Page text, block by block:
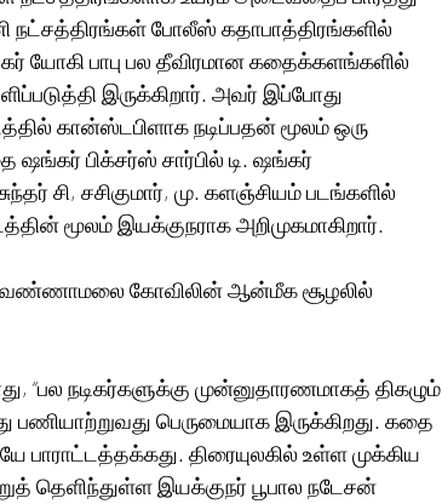
நட்சத்திரங்கள் போலீஸ் கதாபாத்திரங்களில்
யோகி பாபு பல தீவிரமான கதைக்களங்களில்
இருக்கிறார். அவர் இப்போது
கான்ஸ்டபிளாக நடிப்பதன் மூலம் ஒரு
பிக்சர்ஸ் சார்பில் டி. ஷங்கர்
சி, சசிகுமார், மு. களஞ்சியம் படங்களில்
மூலம் இயக்குநராக அறிமுகமாகிறார்.
திருவண்ணாமலை கோவிலின் ஆன்மீக சூழலில்
“பல நடிகர்களுக்கு முன்னுதாரணமாகத் திகழும்
பெருமையாக இருக்கிறது. கதை
திரையுலகில் உள்ள முக்கிய
தெளிந்துள்ள இயக்குநர் பூபால நடேசன்